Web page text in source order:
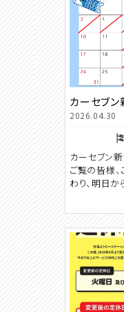
カーセブ
2026.04.30
カーセブン
ご覧の皆様
わり、明日